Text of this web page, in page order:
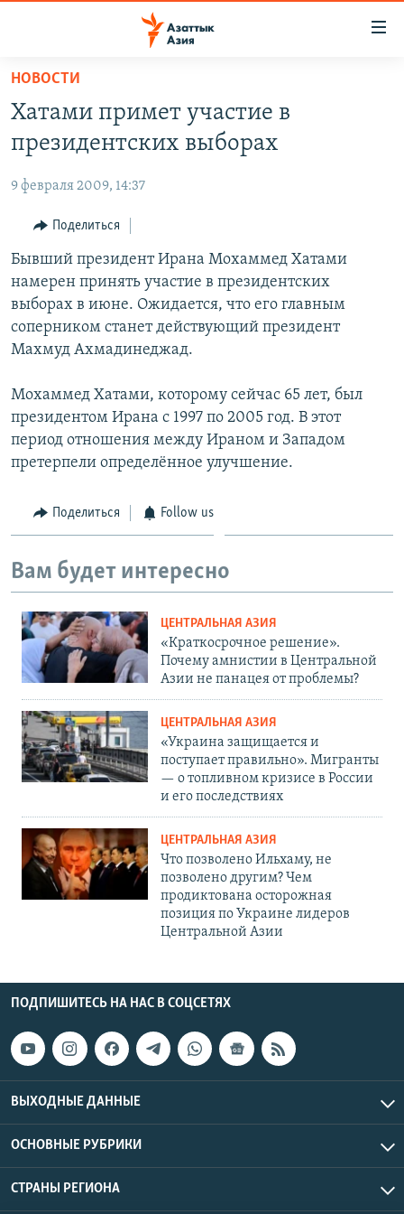
Вернуться
основному
содержанию
Вернутся
навигации
Вернутся
поиску
УЗБЕКИСТАН
ТАДЖИКИСТАН
ВОЙНА В УКРАИНЕ
НА ДРУГИХ ЯЗЫКАХ
ҚАЗАҚША
КЫРГЫЗЧА
ЎЗБЕКЧА
ТОҶИКӢ
TÜRKMENÇE
Все сайты РСЕ/РС
НОВОСТИ
Хатами примет участие в
президентских выборах
9 февраля 2009, 14:37
Поделиться
Бывший президент Ирана Мохаммед Хатами
намерен принять участие в президентских
выборах в июне. Ожидается, что его главным
соперником станет действующий президент
Махмуд Ахмадинеджад.
Мохаммед Хатами, которому сейчас 65 лет, был
президентом Ирана с 1997 по 2005 год. В этот
период отношения между Ираном и Западом
претерпели определённое улучшение.
Поделиться Follow us
Вам будет интересно
ЦЕНТРАЛЬНАЯ АЗИЯ
«Краткосрочное решение».
Почему амнистии в Центральной
Азии не панацея от проблемы?
ЦЕНТРАЛЬНАЯ АЗИЯ
«Украина защищается и
поступает правильно». Мигранты
— о топливном кризисе в России
и его последствиях
ЦЕНТРАЛЬНАЯ АЗИЯ
Что позволено Ильхаму, не
позволено другим? Чем
продиктована осторожная
позиция по Украине лидеров
Центральной Азии
ПОДПИШИТЕСЬ НА НАС В СОЦСЕТЯХ
ВЫХОДНЫЕ ДАННЫЕ
ОСНОВНЫЕ РУБРИКИ
СТРАНЫ РЕГИОНА